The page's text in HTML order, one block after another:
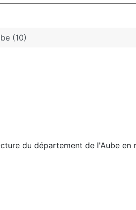
(10)
du département de l'Aube en